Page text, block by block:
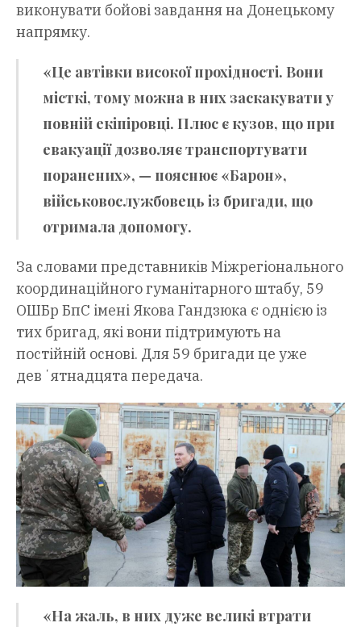
виконувати бойові завдання на Донецькому
напрямку.
«Це автівки високої прохідності. Вони
місткі, тому можна в них заскакувати у
повній екіпіровці. Плюс є кузов, що при
евакуації дозволяє транспортувати
поранених», — пояснює «Барон»,
військовослужбовець із бригади, що
отримала допомогу.
За словами представників Міжрегіонального
координаційного гуманітарного штабу, 59
ОШБр БпС імені Якова Гандзюка є однією із
тих бригад, які вони підтримують на
постійній основі. Для 59 бригади це уже
девʼятнадцята передача.
«На жаль, в них дуже великі втрати